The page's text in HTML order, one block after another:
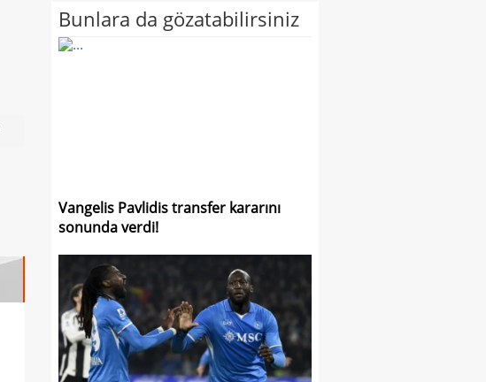
Bunlara da gözatabilirsiniz
Vangelis Pavlidis transfer kararını
sonunda verdi!